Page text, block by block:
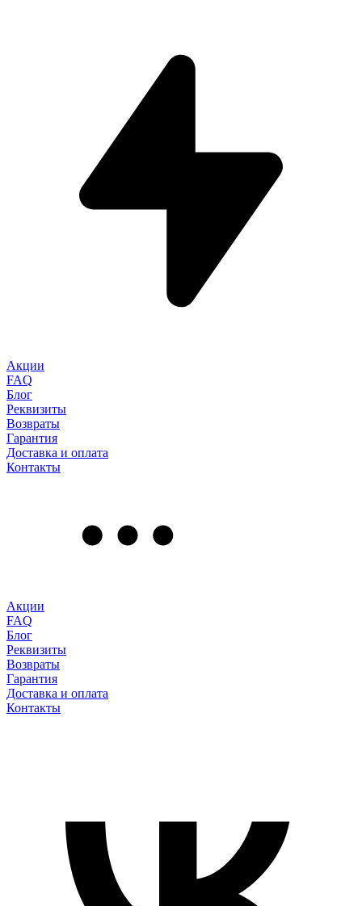
Акции
FAQ
Блог
Реквизиты
Возвраты
Гарантия
Доставка и оплата
Контакты
Акции
FAQ
Блог
Реквизиты
Возвраты
Гарантия
Доставка и оплата
Контакты